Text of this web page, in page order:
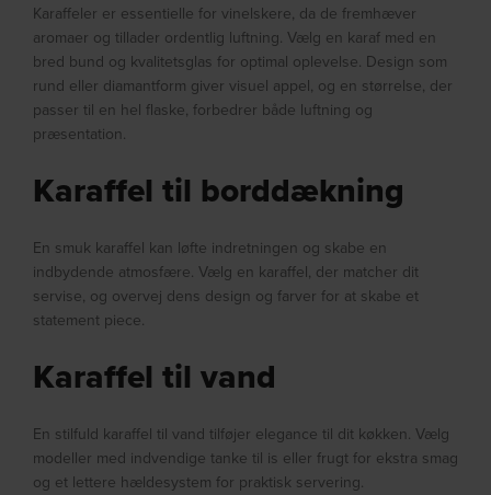
Karaffeler er essentielle for vinelskere, da de fremhæver
aromaer og tillader ordentlig luftning. Vælg en karaf med en
bred bund og kvalitetsglas for optimal oplevelse. Design som
rund eller diamantform giver visuel appel, og en størrelse, der
passer til en hel flaske, forbedrer både luftning og
præsentation.
Karaffel til borddækning
En smuk karaffel kan løfte indretningen og skabe en
indbydende atmosfære. Vælg en karaffel, der matcher dit
servise, og overvej dens design og farver for at skabe et
statement piece.
Karaffel til vand
En stilfuld karaffel til vand tilføjer elegance til dit køkken. Vælg
modeller med indvendige tanke til is eller frugt for ekstra smag
og et lettere hældesystem for praktisk servering.